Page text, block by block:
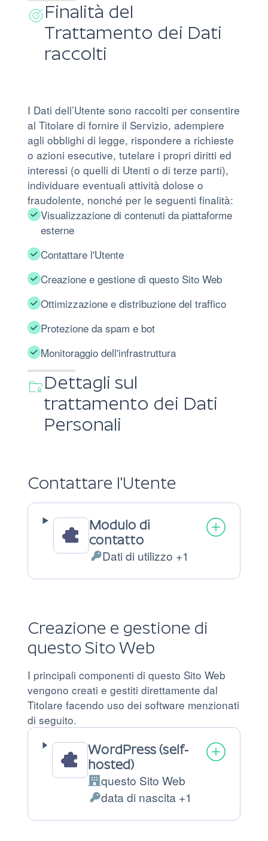
Finalità del
Trattamento dei Dati
raccolti
I Dati dell’Utente sono raccolti per consentire
al Titolare di fornire il Servizio, adempiere
agli obblighi di legge, rispondere a richieste
o azioni esecutive, tutelare i propri diritti ed
interessi (o quelli di Utenti o di terze parti),
individuare eventuali attività dolose o
fraudolente, nonché per le seguenti finalità:
Visualizzazione di contenuti da piattaforme
esterne
Contattare l'Utente
Creazione e gestione di questo Sito Web
Ottimizzazione e distribuzione del traffico
Protezione da spam e bot
Monitoraggio dell'infrastruttura
Dettagli sul
trattamento dei Dati
Personali
Contattare l'Utente
Modulo di
contatto
Dati
Personali
Dati di utilizzo +1
Creazione e gestione di
questo Sito Web
I principali componenti di questo Sito Web
vengono creati e gestiti direttamente dal
Titolare facendo uso dei software menzionati
di seguito.
WordPress (self-
hosted)
Azienda:
questo Sito Web
Dati
Personali
data di nascita +1